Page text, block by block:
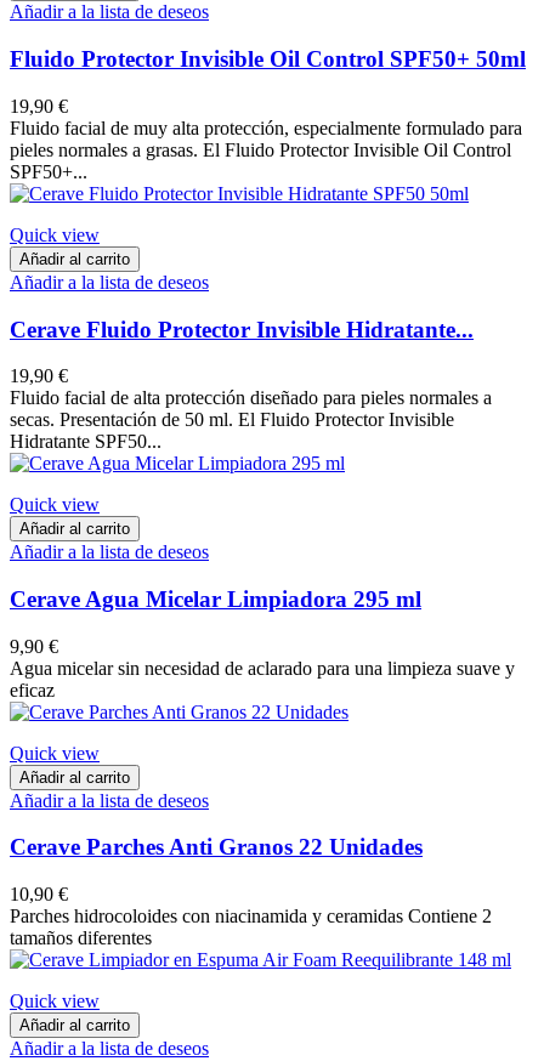
Añadir a la lista de deseos
Fluido Protector Invisible Oil Control SPF50+ 50ml
19,90 €
Fluido facial de muy alta protección, especialmente formulado para
pieles normales a grasas. El Fluido Protector Invisible Oil Control
SPF50+...
Quick view
Añadir al carrito
Añadir a la lista de deseos
Cerave Fluido Protector Invisible Hidratante...
19,90 €
Fluido facial de alta protección diseñado para pieles normales a
secas. Presentación de 50 ml. El Fluido Protector Invisible
Hidratante SPF50...
Quick view
Añadir al carrito
Añadir a la lista de deseos
Cerave Agua Micelar Limpiadora 295 ml
9,90 €
Agua micelar sin necesidad de aclarado para una limpieza suave y
eficaz
Quick view
Añadir al carrito
Añadir a la lista de deseos
Cerave Parches Anti Granos 22 Unidades
10,90 €
Parches hidrocoloides con niacinamida y ceramidas Contiene 2
tamaños diferentes
Quick view
Añadir al carrito
Añadir a la lista de deseos